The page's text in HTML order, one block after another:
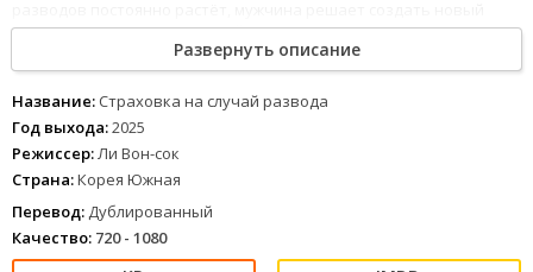
продукт - страховку на случай развода.
Развернуть описание
Название: Страховка на случай развода
Год выхода:2025
Режиссер:Ли Вон-сок
Страна:Корея Южная
Перевод: Дублированный
Качество: 720 - 1080